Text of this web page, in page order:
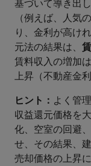
基づいて導き出
（例えば、人気
り、金利が高け
元法の結果は、
賃料収入の増加
上昇（不動産金
ヒント： よく管
収益還元価格を
化、空室の回避
せ、その結果、
売却価格の上昇